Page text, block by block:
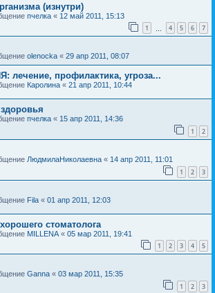
(изнутри)
пчелка « 12 май 2011, 15:13
1 4 5 6 7
olenocka « 29 апр 2011, 08:07
лечение, профилактика, угроза...
Каролина « 21 апр 2011, 10:44
пчелка « 15 апр 2011, 14:36
1 2
ЛюдмилаНиколаевна « 14 апр 2011, 11:01
1 2 3
Fila « 01 апр 2011, 12:03
стоматолога
MILLENA « 05 мар 2011, 19:41
1 2 3 4 5
Ganna « 03 мар 2011, 15:35
1 2 3